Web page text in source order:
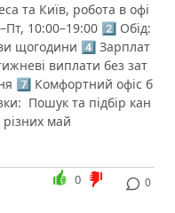
та Київ, робота в офі
10:00–19:00 2️⃣ Обід:
щогодини 4️⃣ Зарплат
виплати без зат
7️⃣ Комфортний офіс б
Пошук та підбір кан
май
0
0